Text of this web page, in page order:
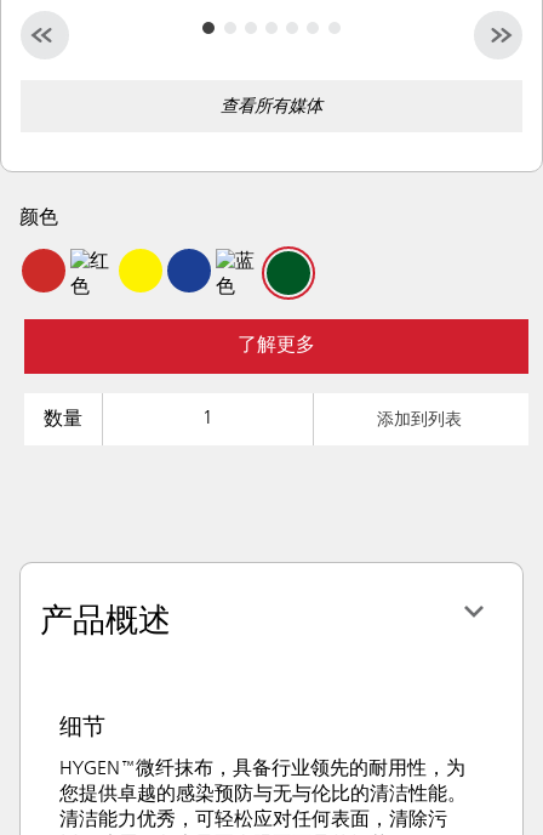
查看所有媒体
颜色
了解更多
数量 添加到列表
产品概述
细节
HYGEN™微纤抹布，具备行业领先的耐用性，为
您提供卓越的感染预防与无与伦比的清洁性能。
清洁能力优秀，可轻松应对任何表面，清除污